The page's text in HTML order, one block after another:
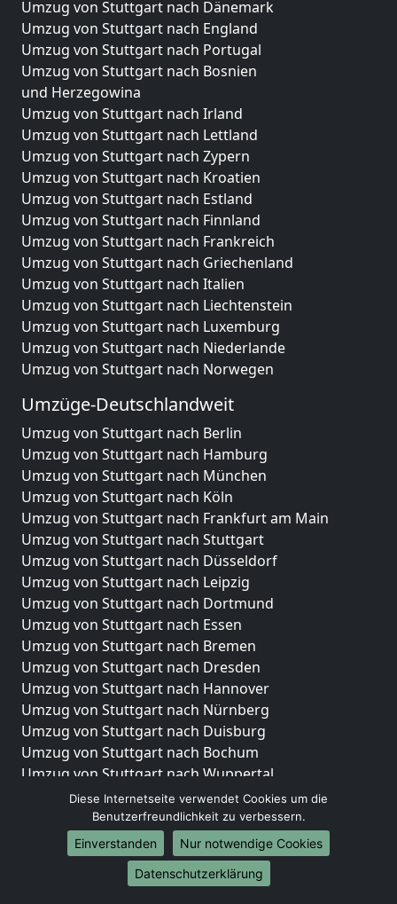
Umzug von Stuttgart nach Dänemark
Umzug von Stuttgart nach England
Umzug von Stuttgart nach Portugal
Umzug von Stuttgart nach Bosnien
und Herzegowina
Umzug von Stuttgart nach Irland
Umzug von Stuttgart nach Lettland
Umzug von Stuttgart nach Zypern
Umzug von Stuttgart nach Kroatien
Umzug von Stuttgart nach Estland
Umzug von Stuttgart nach Finnland
Umzug von Stuttgart nach Frankreich
Umzug von Stuttgart nach Griechenland
Umzug von Stuttgart nach Italien
Umzug von Stuttgart nach Liechtenstein
Umzug von Stuttgart nach Luxemburg
Umzug von Stuttgart nach Niederlande
Umzug von Stuttgart nach Norwegen
Umzüge-Deutschlandweit
Umzug von Stuttgart nach Berlin
Umzug von Stuttgart nach Hamburg
Umzug von Stuttgart nach München
Umzug von Stuttgart nach Köln
Umzug von Stuttgart nach Frankfurt am Main
Umzug von Stuttgart nach Stuttgart
Umzug von Stuttgart nach Düsseldorf
Umzug von Stuttgart nach Leipzig
Umzug von Stuttgart nach Dortmund
Umzug von Stuttgart nach Essen
Umzug von Stuttgart nach Bremen
Umzug von Stuttgart nach Dresden
Umzug von Stuttgart nach Hannover
Umzug von Stuttgart nach Nürnberg
Umzug von Stuttgart nach Duisburg
Umzug von Stuttgart nach Bochum
Umzug von Stuttgart nach Wuppertal
Umzug von Stuttgart nach Bielefeld
Umzug von Stuttgart nach Bonn
Umzug von Stuttgart nach Münster
Internationale-Umzüge
Diese Internetseite verwendet Cookies um die
Benutzerfreundlichkeit zu verbessern.
Einverstanden
Nur notwendige Cookies
Datenschutzerklärung